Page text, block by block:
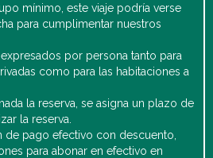
mínimo, este viaje podría verse
para cumplimentar nuestros
por persona tanto para
como para las habitaciones a
la reserva, se asigna un plazo de
la reserva.
de pago efectivo con descuento,
para abonar en efectivo en